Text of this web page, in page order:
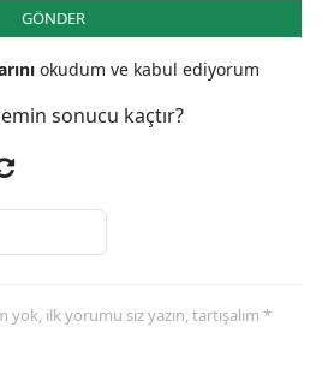
GÖNDER
okudum ve kabul ediyorum
sonucu kaçtır?
ilk yorumu siz yazın, tartışalım *